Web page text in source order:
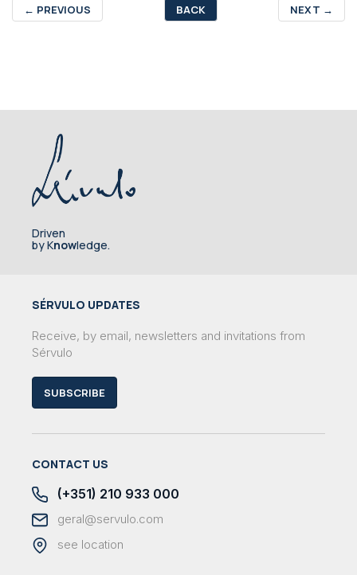
← PREVIOUS BACK NEXT →
Driven
by Knowledge.
SÉRVULO UPDATES
Receive, by email, newsletters and invitations from
Sérvulo
SUBSCRIBE
CONTACT US
(+351) 210 933 000
geral@servulo.com
see location